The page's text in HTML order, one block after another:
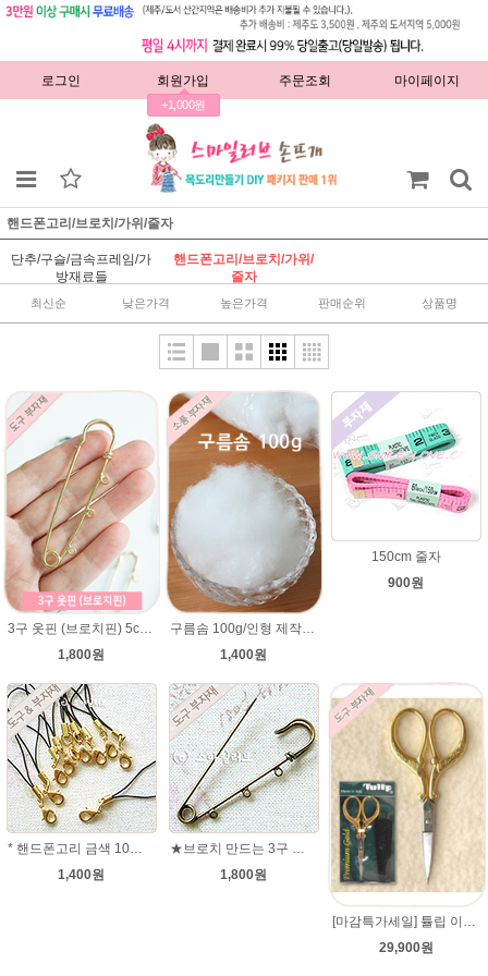
로그인 회원가입
+1,000원
주문조회 마이페이지
핸드폰고리/브로치/가위/줄자
단추/구슬/금속프레임/가
방재료들
핸드폰고리/브로치/가위/
줄자
최신순 낮은가격 높은가격 판매순위 상품명
3구 옷핀 (브로치핀) 5cm,7cm 사이즈
1,800원
구름솜 100g/인형 제작에 사용되는 솜/코바늘 대바늘인형솜/부자재/깃털같은 느낌의 솜,쿠션솜
1,400원
150cm 줄자
900원
* 핸드폰고리 금색 10개 * 핸드폰부자재 핸드폰줄 폰줄
1,400원
★브로치 만드는 3구 핀 7cm* 신주버니시 도금 *
1,800원
[마감특가세일] 튤립 이태리 장인의 고품질 수예 가위
29,900원